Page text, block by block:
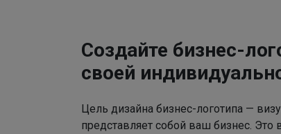
Создайте бизнес-
своей
Цель дизайна бизнес-логотипа —
представляет собой ваш бизнес.